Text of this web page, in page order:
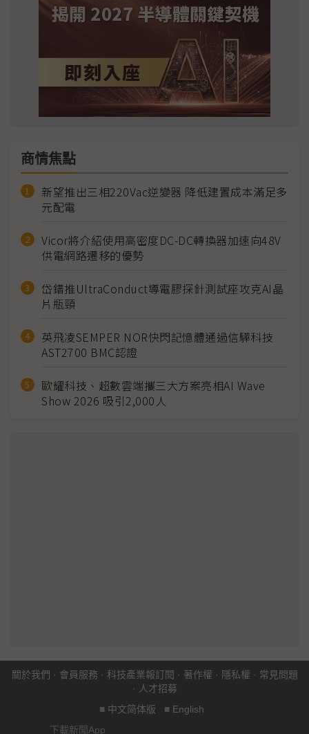
商情焦點
新望推出三相220Vac逆變器 降低建置成本滿足多
元配電
Vicor將介紹使用高密度DC-DC轉換器加速向48V
供電網路遷移的優勢
岱鐠推UltraConduct導電膠探針測試座攻克AI晶
片瓶頸
英飛凌SEMPER NOR快閃記憶體通過信驊科技
AST2700 BMC認證
歐耀科技、超數雲端攜三大方案亮相AI Wave
Show 2026 吸引2,000人
關於我們 · 會員服務 · 科技產業報訂閱 · 著作權 · 隱私權 · 常見問題
· 人才招募
■ 中文简体版 ■ English
下載新聞App